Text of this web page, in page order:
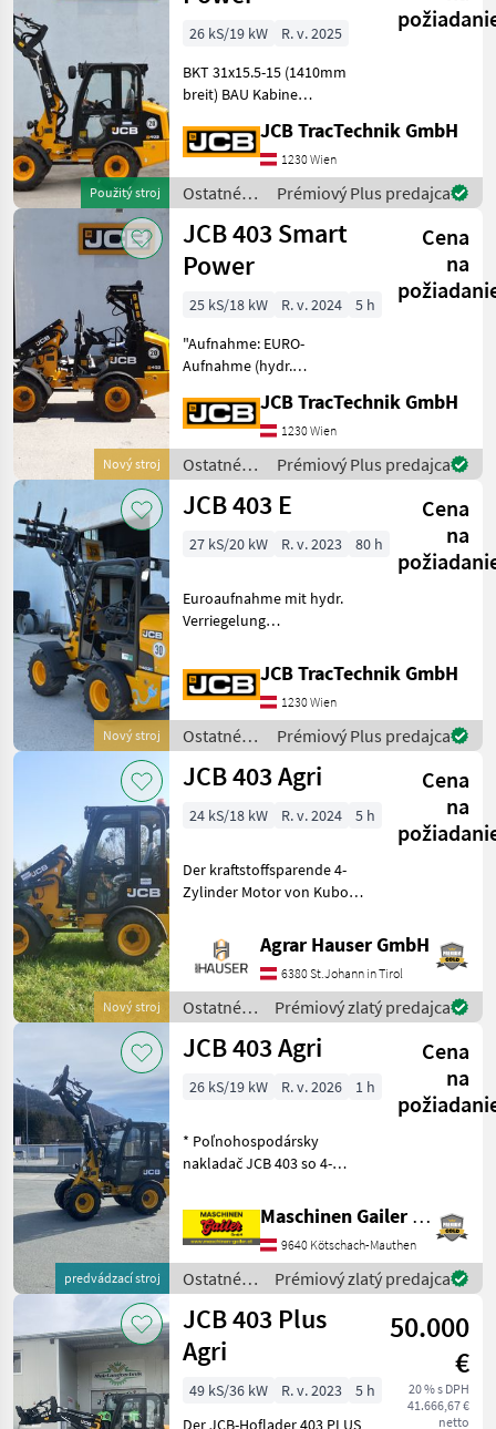
JCB
Použitý stroj
26 kS/19 kW
R. v. 2025
BKT 31x15.5-15 (1410mm
breit) BAU Kabine
und Radiovorbereitung
Differentialsperre 100 % vo.
+ hi. / 20 km/h Achsen
"Arbeitsscheinwerf
JCB TracTechnik GmbH
1230 Wien
Ostatné
poľnohospodárske
silové
stroje /
JCB
Prémiový Plus predajca
Nový stroj
JCB 403 Smart
Power
Cena
na
25 kS/18 kW R. v. 2024
5 h
"Aufnahme: EURO-
Aufnahme (hydr.
gestreckt: 1.465 - 1.001 kg
Kipplast geknickt: 1.171 -
801 kg Hubhöhe: 2.702 -
2.910 mm Nut
JCB TracTechnik GmbH
1230 Wien
Ostatné
poľnohospodárske
silové
JCB
Prémiový Plus predajca
Nový stroj
JCB 403 E
Cena
na
27 kS/20 kW R. v. 2023 80 h
Euroaufnahme mit hydr.
Verriegelung
Konstantstrom für
Kehrmaschinenantrieb
480A027 Bereifung 31 x
15.50 - 15 BKT - AS Profil
480D031 Differenti
JCB TracTechnik GmbH
1230 Wien
Ostatné
poľnohospodárske
silové
JCB
Prémiový Plus predajca
Nový stroj
JCB 403 Agri
Cena
na
24 kS/18 kW R. v. 2024 5 h
Der kraftstoffsparende 4-
Zylinder Motor von Kubota
Getriebe ist mit zwei
Geschwindigkeitsbereichen
ideal für unterschiedliche
Anwendungen u
Agrar Hauser GmbH
6380 St.Johann in Tirol
Ostatné
poľnohospodárske
silové
JCB
Prémiový zlatý predajca
predvádzací stroj
JCB 403 Agri
Cena
na
26 kS/19 kW R. v. 2026 1 h
* Poľnohospodársky
nakladač JCB 403 so 4-
* Euro-upínanie s
hydraulickým aretovaním *
Jednopákový joystick * 3.
riadiaci okruh * Rýchlosť 20
Maschinen Gailer GmbH
9640 Kötschach-Mauthen
Ostatné
poľnohospodárske
silové
stroje /
JCB
Prémiový zlatý predajca
JCB 403 Plus
Agri
50.000
€
20 % s DPH
41.666,67 €
netto
49 kS/36 kW R. v. 2023
5 h
Der JCB-Hoflader 403 PLUS